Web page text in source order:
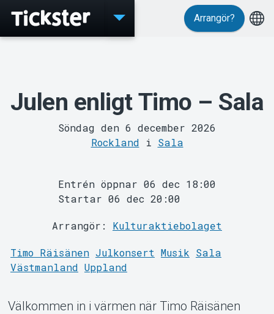
MyTickster
Arrangör?
Julen enligt Timo – Sala
Söndag den 6 december 2026
Rockland i Sala
Entrén öppnar 06 dec 18:00
Startar 06 dec 20:00
Arrangör: Kulturaktiebolaget
Timo Räisänen Julkonsert Musik Sala
Västmanland Uppland
Välkommen in i värmen när Timo Räisänen